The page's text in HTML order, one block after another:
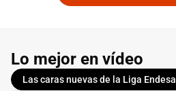
Lo mejor en vídeo
Las caras nuevas de la Liga Endesa